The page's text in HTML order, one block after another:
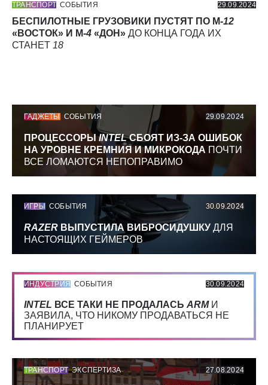
ТРАНСПОРТ СОБЫТИЯ 29.09.2024
БЕСПИЛОТНЫЕ ГРУЗОВИКИ ПУСТЯТ ПО М-12
«ВОСТОК» И М-4 «ДОН» ДО КОНЦА ГОДА ИХ
СТАНЕТ 18
ГАДЖЕТЫ СОБЫТИЯ 29.09.2024
ПРОЦЕССОРЫINTELСБОЯТ ИЗ-ЗА ОШИБОК
НА УРОВНЕ КРЕМНИЯ И МИКРОКОДА ПОЧТИ
ВСЕ ЛОМАЮТСЯ НЕПОПРАВИМО
ИГРЫ СОБЫТИЯ 30.09.2024
RAZER ВЫПУСТИЛА ВИБРОСИДУШКУ ДЛЯ
НАСТОЯЩИХ ГЕЙМЕРОВ
ИНДУСТРИЯ СОБЫТИЯ 30.09.2024
INTEL ВСЕ ТАКИ НЕ ПРОДАЛАСЬ ARMИ
ЗАЯВИЛА, ЧТО НИКОМУ ПРОДАВАТЬСЯ НЕ
ПЛАНИРУЕТ
ТРАНСПОРТ ЭКСПЕРТИЗА 27.08.2024